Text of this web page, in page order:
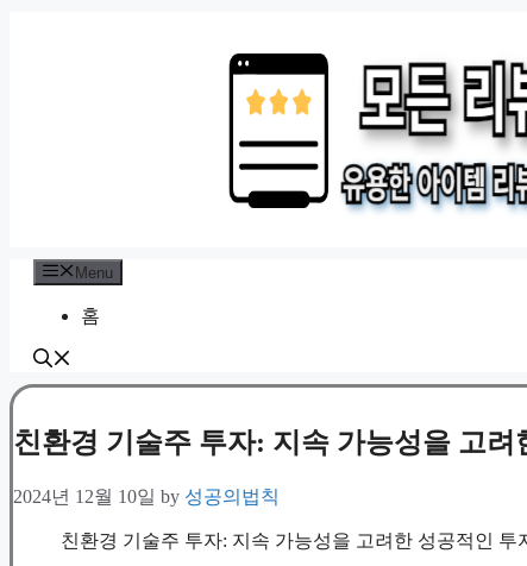
Menu
홈
친환경 기술주 투자: 지속 가능성을 고려
2024년 12월 10일 by 성공의법칙
친환경 기술주 투자: 지속 가능성을 고려한 성공적인 투